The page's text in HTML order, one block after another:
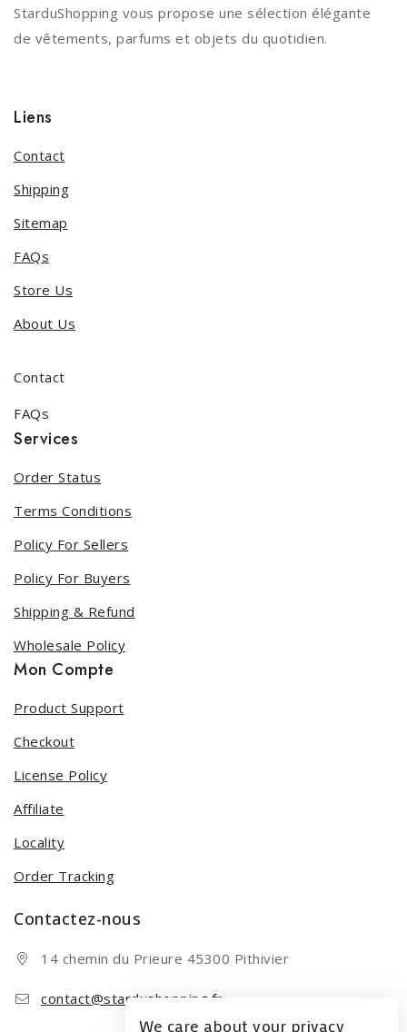
StarduShopping vous propose une sélection élégante
de vêtements, parfums et objets du quotidien.
Liens
Contact
Shipping
Sitemap
FAQs
Store Us
About Us
Contact
FAQs
Services
Order Status
Terms Conditions
Policy For Sellers
Policy For Buyers
Shipping & Refund
Wholesale Policy
Mon Compte
Product Support
Checkout
License Policy
Affiliate
Locality
Order Tracking
Contactez-nous
14 chemin du Prieure 45300 Pithivier
contact@stardushopping.fr
We care about your privacy